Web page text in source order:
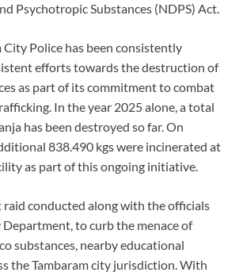
Psychotropic Substances (NDPS) Act.
City Police has been consistently
efforts towards the destruction of
as part of its commitment to combat
In the year 2025 alone, a total
has been destroyed so far. On
838.490 kgs were incinerated at
as part of this ongoing initiative.
raid conducted along with the officials
Department, to curb the menace of
substances, nearby educational
the Tambaram city jurisdiction. With